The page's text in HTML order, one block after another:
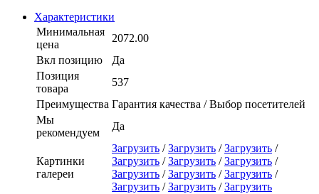
Характеристики
Минимальная
цена
2072.00
Вкл позицию
Да
Позиция
товара
537
Преимущества Гарантия качества / Выбор посетителей
Мы
рекомендуем
Да
Картинки
галереи
Загрузить /Загрузить /Загрузить /
Загрузить /Загрузить /Загрузить /
Загрузить /Загрузить /Загрузить /
Загрузить /Загрузить /Загрузить